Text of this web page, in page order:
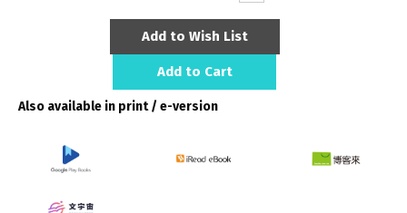
Add to Wish List
Add to Cart
Also available in print / e-version